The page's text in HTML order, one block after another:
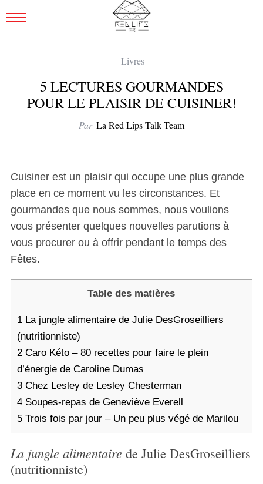
Livres
5 LECTURES GOURMANDES
POUR LE PLAISIR DE CUISINER!
Par La Red Lips Talk Team
Cuisiner est un plaisir qui occupe une plus grande
place en ce moment vu les circonstances. Et
gourmandes que nous sommes, nous voulions
vous présenter quelques nouvelles parutions à
vous procurer ou à offrir pendant le temps des
Fêtes.
Table des matières
1La jungle alimentaire de Julie DesGroseilliers
(nutritionniste)
2Caro Kéto – 80 recettes pour faire le plein
d’énergie de Caroline Dumas
3Chez Lesley de Lesley Chesterman
4Soupes-repas de Geneviève Everell
5Trois fois par jour – Un peu plus végé de Marilou
La jungle alimentaire de Julie DesGroseilliers
(nutritionniste)